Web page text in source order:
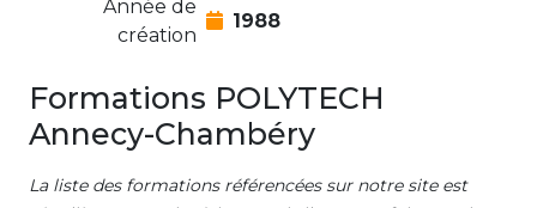
Année de
création
1988
Formations POLYTECH
Annecy-Chambéry
La liste des formations référencées sur notre site est